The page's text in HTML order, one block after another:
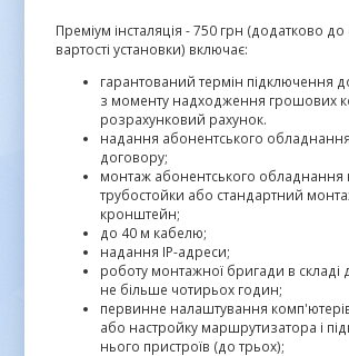
Преміум інсталяція - 750 грн (додатково до
вартості установки) включає:
гарантований термін підключення
з моменту надходження грошових
розрахунковий рахунок.
надання абонентського обладнання
договору;
монтаж абонентського обладнання
трубостойки або стандартний
кронштейн;
до 40 м кабелю;
надання IP-адреси;
роботу монтажної бригади в складі
не більше чотирьох годин;
первинне налаштування
або настройку маршрутизатора і
нього пристроїв (до трьох);